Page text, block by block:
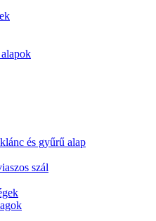
és gyűrű alap
szál